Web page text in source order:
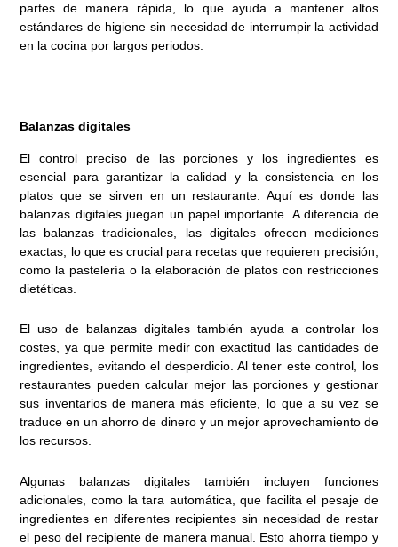
partes de manera rápida, lo que ayuda a mantener altos
estándares de higiene sin necesidad de interrumpir la actividad
en la cocina por largos periodos.
Balanzas digitales
El control preciso de las porciones y los ingredientes es
esencial para garantizar la calidad y la consistencia en los
platos que se sirven en un restaurante. Aquí es donde las
balanzas digitales juegan un papel importante. A diferencia de
las balanzas tradicionales, las digitales ofrecen mediciones
exactas, lo que es crucial para recetas que requieren precisión,
como la pastelería o la elaboración de platos con restricciones
dietéticas.
El uso de balanzas digitales también ayuda a controlar los
costes, ya que permite medir con exactitud las cantidades de
ingredientes, evitando el desperdicio. Al tener este control, los
restaurantes pueden calcular mejor las porciones y gestionar
sus inventarios de manera más eficiente, lo que a su vez se
traduce en un ahorro de dinero y un mejor aprovechamiento de
los recursos.
Algunas balanzas digitales también incluyen funciones
adicionales, como la tara automática, que facilita el pesaje de
ingredientes en diferentes recipientes sin necesidad de restar
el peso del recipiente de manera manual. Esto ahorra tiempo y